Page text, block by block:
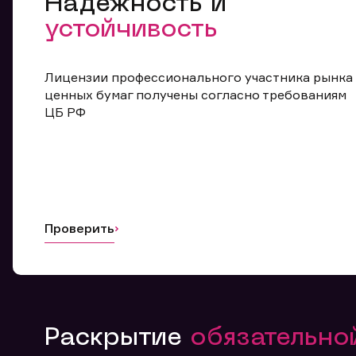
устойчивость
Лицензии профессионального участника рынка
ценных бумаг получены согласно требованиям
ЦБ РФ
Проверить
Раскрытие